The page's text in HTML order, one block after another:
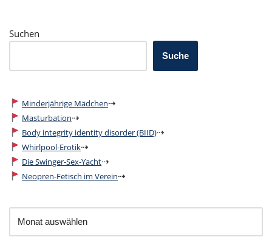
Suchen
Suche
Minderjährige Mädchen⇢
Masturbation⇢
Body integrity identity disorder (BIID)⇢
Whirlpool-Erotik⇢
Die Swinger-Sex-Yacht⇢
Neopren-Fetisch im Verein⇢